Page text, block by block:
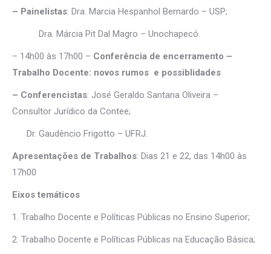
– Painelistas: Dra. Marcia Hespanhol Bernardo – USP;
Dra. Márcia Pit Dal Magro – Unochapecó.
– 14h00 às 17h00 – Conferência de encerramento –
Trabalho Docente: novos rumos e possiblidades
– Conferencistas: José Geraldo Santana Oliveira –
Consultor Jurídico da Contee;
Dr. Gaudêncio Frigotto – UFRJ.
Apresentações de Trabalhos: Dias 21 e 22, das 14h00 às
17h00
Eixos temáticos
1. Trabalho Docente e Políticas Públicas no Ensino Superior;
2. Trabalho Docente e Políticas Públicas na Educação Básica;